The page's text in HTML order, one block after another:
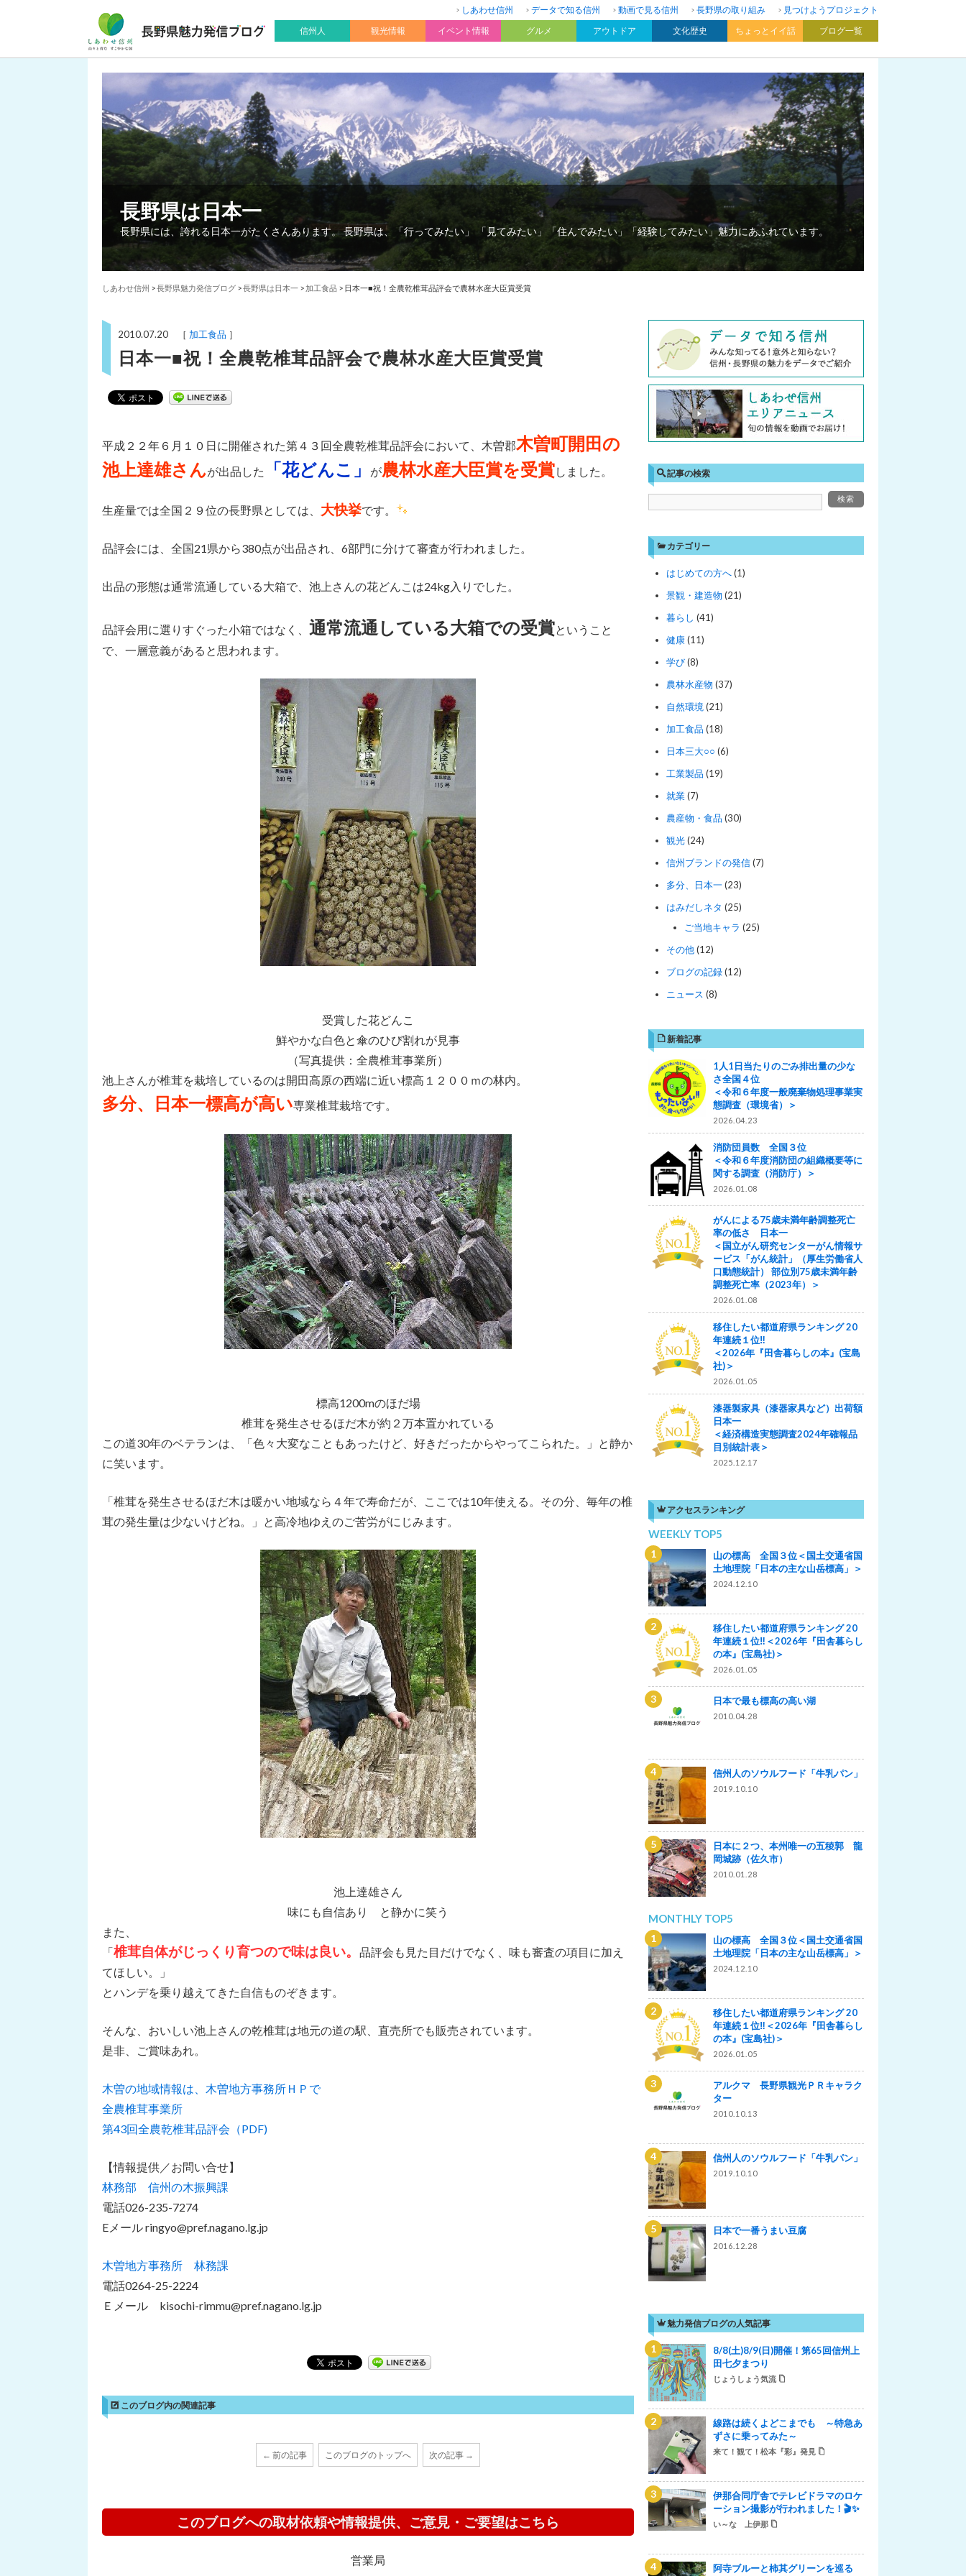
しあわせ信州 データで知る信州 動画で見る信州 長野県の取り組み
見つけようプロジェクト
信州人
観光情報 イベント情報 グルメ アウトドア 文化歴史 ちょっとイイ話 ブログ一覧
長野県は日本一
長野県には、誇れる日本一がたくさんあります。 長野県は、「行ってみたい」 「見てみたい」「住んでみたい」「経験してみたい」魅力にあふれています。
しあわせ信州 >長野県魅力発信ブログ >長野県は日本一 >加工食品 > 日本一■祝！全農乾椎茸品評会で農林水産大臣賞受賞
2010.07.20 ［ 加工食品 ］
日本一■祝！全農乾椎茸品評会で農林水産大臣賞受賞
平成２２年６月１０日に開催された第４３回全農乾椎茸品評会において、木曽郡木曽町開田の
池上達雄さんが出品した 「花どんこ」 が農林水産大臣賞を受賞しました。
生産量では全国２９位の長野県としては、 大快挙です。
品評会には、全国21県から380点が出品され、6部門に分けて審査が行われました。
出品の形態は通常流通している大箱で、池上さんの花どんこは24kg入りでした。
品評会用に選りすぐった小箱ではなく、 通常流通している大箱での受賞ということ
で、一層意義があると思われます。
受賞した花どんこ
鮮やかな白色と傘のひび割れが見事
（写真提供：全農椎茸事業所）
池上さんが椎茸を栽培しているのは開田高原の西端に近い標高１２００ｍの林内。
多分、日本一標高が高い専業椎茸栽培です。
標高1200mのほだ場
椎茸を発生させるほだ木が約２万本置かれている
この道30年のベテランは、「色々大変なこともあったけど、好きだったからやってこられた。」と静か
に笑います。
「椎茸を発生させるほだ木は暖かい地域なら４年で寿命だが、ここでは10年使える。その分、毎年の椎
茸の発生量は少ないけどね。」と高冷地ゆえのご苦労がにじみます。
池上達雄さん
味にも自信あり と静かに笑う
また、
「椎茸自体がじっくり育つので味は良い。
品評会も見た目だけでなく、味も審査の項目に加え
てほしい。」
とハンデを乗り越えてきた自信ものぞきます。
そんな、おいしい池上さんの乾椎茸は地元の道の駅、直売所でも販売されています。
是非、ご賞味あれ。
木曽の地域情報は、木曽地方事務所ＨＰで
全農椎茸事業所
第43回全農乾椎茸品評会（PDF)
【情報提供／お問い合せ】
林務部 信州の木振興課
電話026-235-7274
Eメール ringyo@pref.nagano.lg.jp
木曽地方事務所 林務課
電話0264-25-2224
Ｅメール kisochi-rimmu@pref.nagano.lg.jp
このブログ内の関連記事
← 前の記事 このブログのトップへ 次の記事 →
このブログへの取材依頼や情報提供、ご意見・ご要望はこちら
営業局
記事の検索
カテゴリー
はじめての方へ(1)
景観・建造物 (21)
暮らし (41)
健康(11)
学び(8)
農林水産物 (37)
自然環境 (21)
加工食品 (18)
日本三大○○ (6)
工業製品 (19)
就業(7)
農産物・食品 (30)
観光(24)
信州ブランドの発信(7)
多分、日本一(23)
はみだしネタ (25)
ご当地キャラ (25)
その他(12)
ブログの記録(12)
ニュース (8)
新着記事
1人1日当たりのごみ排出量の少な
さ全国４位
＜令和６年度一般廃棄物処理事業実
態調査（環境省）＞
2026.04.23
消防団員数 全国３位
＜令和６年度消防団の組織概要等に
関する調査（消防庁）＞
2026.01.08
がんによる75歳未満年齢調整死亡
率の低さ 日本一
＜国立がん研究センターがん情報サ
ービス「がん統計」（厚生労働省人
口動態統計） 部位別75歳未満年齢
調整死亡率（2023年）＞
2026.01.08
移住したい都道府県ランキング 20
年連続１位‼
＜2026年『田舎暮らしの本』(宝島
社)＞
2026.01.05
漆器製家具（漆器家具など）出荷額
日本一
＜経済構造実態調査2024年確報品
目別統計表＞
2025.12.17
アクセスランキング
WEEKLY TOP5
山の標高 全国３位＜国土交通省国
土地理院「日本の主な山岳標高」＞
2024.12.10
移住したい都道府県ランキング 20
年連続１位‼＜2026年『田舎暮らし
の本』(宝島社)＞
2026.01.05
日本で最も標高の高い湖
2010.04.28
信州人のソウルフード「牛乳パン」
2019.10.10
日本に２つ、本州唯一の五稜郭 龍
岡城跡（佐久市）
2010.01.28
MONTHLY TOP5
山の標高 全国３位＜国土交通省国
土地理院「日本の主な山岳標高」＞
2024.12.10
移住したい都道府県ランキング 20
年連続１位‼＜2026年『田舎暮らし
の本』(宝島社)＞
2026.01.05
アルクマ 長野県観光ＰＲキャラク
ター
2010.10.13
信州人のソウルフード「牛乳パン」
2019.10.10
日本で一番うまい豆腐
2016.12.28
魅力発信ブログの人気記事
8/8(土)8/9(日)開催！第65回信州上
田七夕まつり
じょうしょう気流
線路は続くよどこまでも ～特急あ
ずさに乗ってみた～
来て！観て！松本『彩』発見
伊那合同庁舎でテレビドラマのロケ
ーション撮影が行われました！🎬✨
い～な 上伊那
阿寺ブルーと柿其グリーンを巡る